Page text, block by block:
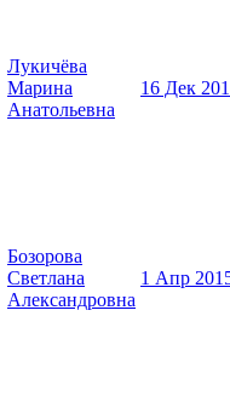
Лукичёва
Марина
Анатольевна
16 Дек
Бозорова
Светлана
Александровна
1 Апр